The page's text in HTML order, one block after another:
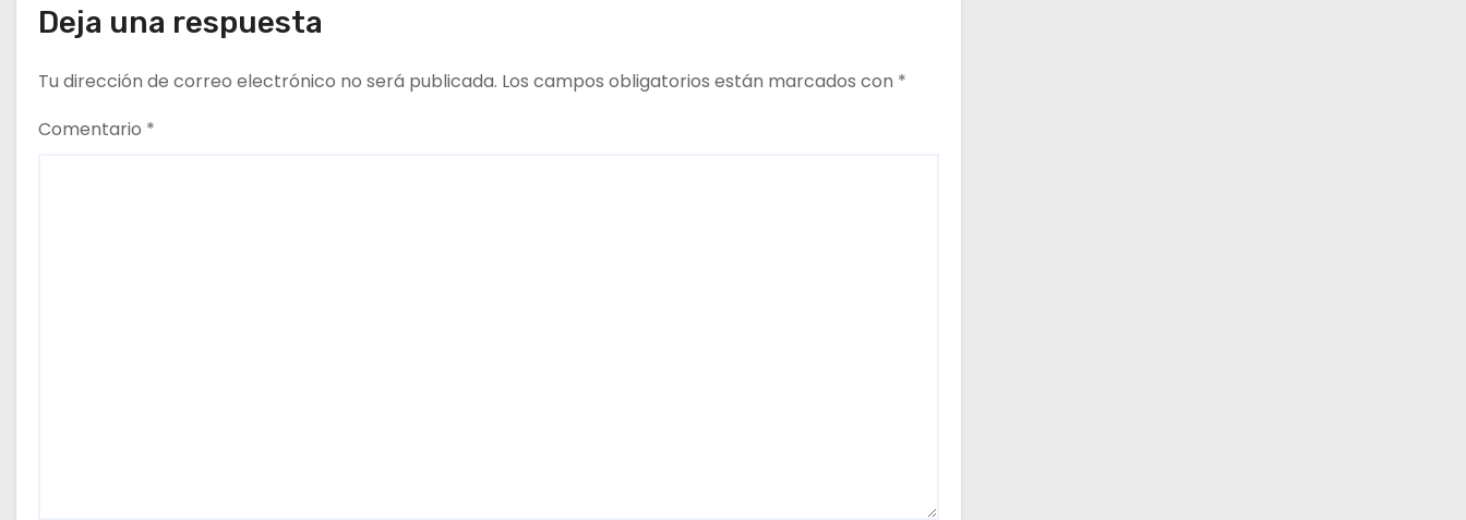
a
d
a
Deja una respuesta
Tu dirección de correo electrónico no será publicada. Los campos obligatorios están marcados con *
Comentario *